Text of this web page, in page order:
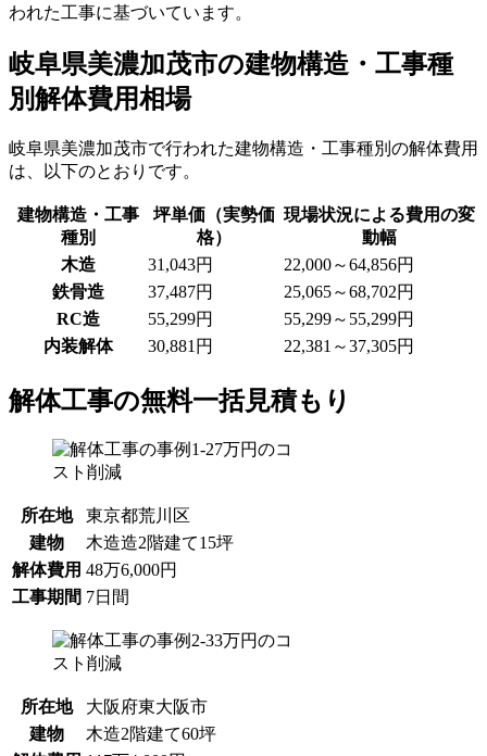
われた工事に基づいています。
岐阜県美濃加茂市の建物構造・工事種
別解体費用相場
岐阜県美濃加茂市で行われた建物構造・工事種別の解体費用
は、以下のとおりです。
建物構造・工事
種別
坪単価（実勢価
格）
現場状況による費用の変
動幅
木造
31,043円 22,000～64,856円
鉄骨造
37,487円 25,065～68,702円
RC造
55,299円 55,299～55,299円
内装解体
30,881 円 22,381～37,305円
解体工事の無料一括見積もり
所在地
東京都荒川区
建物
木造造2階建て15坪
解体費用 48万6,000円
工事期間 7日間
所在地
大阪府東大阪市
建物
木造2階建て60坪